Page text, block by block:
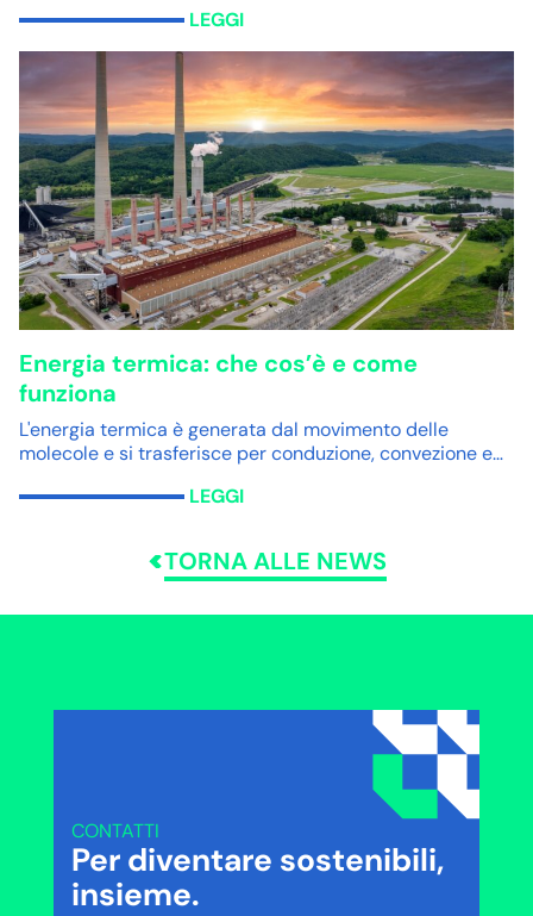
LEGGI
Energia termica: che cos’è e come
funziona
L'energia termica è generata dal movimento delle
molecole e si trasferisce per conduzione, convezione e…
LEGGI
TORNA ALLE NEWS
CONTATTI
Per diventare sostenibili,
insieme.